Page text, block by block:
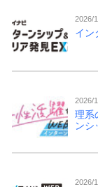
2026/
イン
2026/
理系
ンシ
2026/